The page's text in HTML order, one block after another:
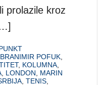
prolazile kroz
BRANIMIR POFUK
, KOLUMNA
LONDON
MARIN
,TENIS